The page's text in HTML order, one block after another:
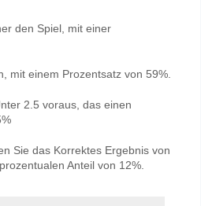
den Spiel, mit einer
mit einem Prozentsatz von 59%.
2.5 voraus, das einen
Sie das Korrektes Ergebnis von
Anteil von 12%.